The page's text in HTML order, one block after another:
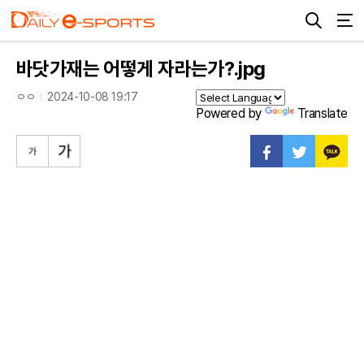
바닷가재는 어떻게 자라는가?.jpg
ㅇㅇ 2024-10-08 19:17
Powered by Translate